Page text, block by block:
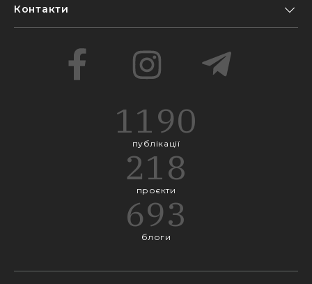
Контакти
1190
публікації
218
проєкти
693
блоги